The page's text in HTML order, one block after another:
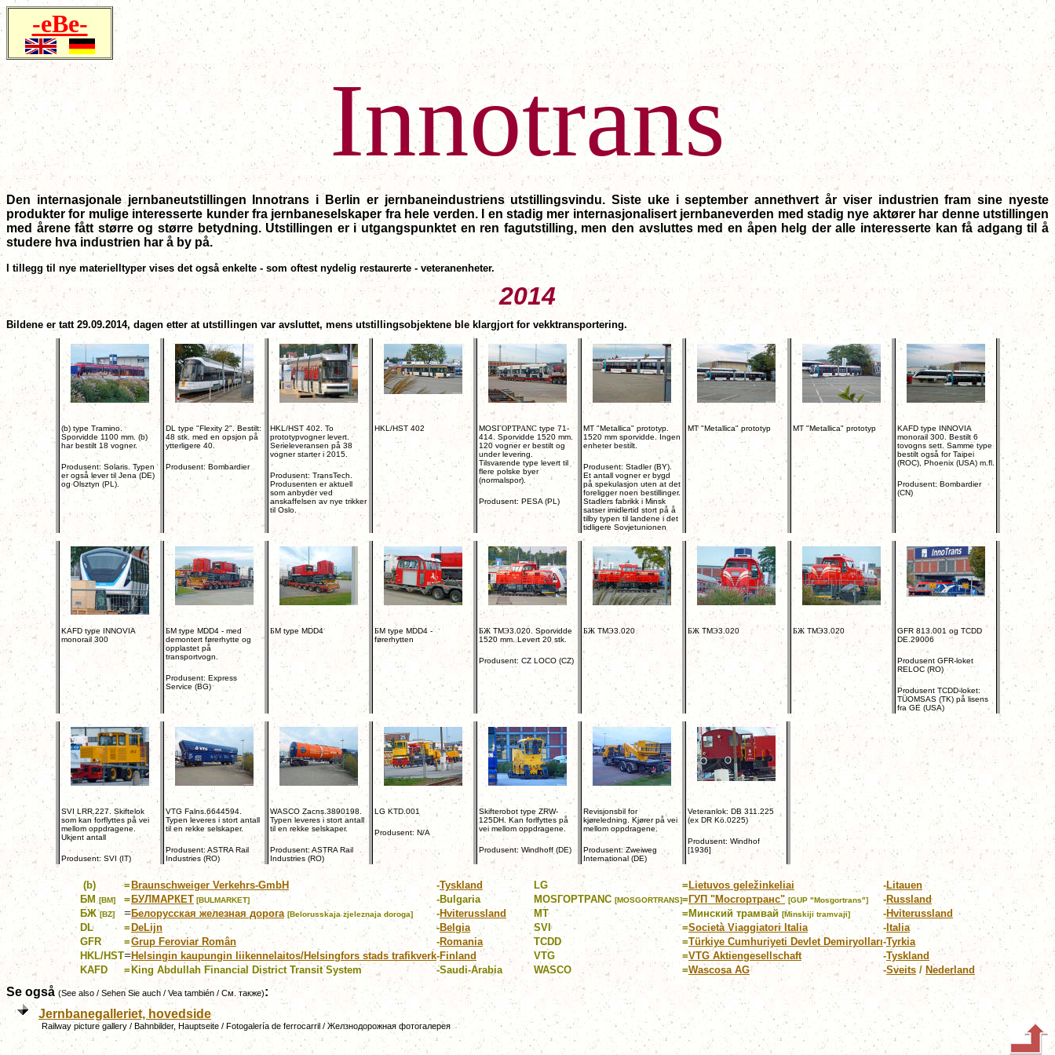
-eBe-
Innotrans
Den internasjonale jernbaneutstillingen Innotrans i Berlin er jernbaneindustriens utstillingsvindu. Siste uke i september annethvert år viser industrien fram sine nyeste
produkter for mulige interesserte kunder fra jernbaneselskaper fra hele verden. I en stadig mer internasjonalisert jernbaneverden med stadig nye aktører har denne utstillingen
med årene fått større og større betydning. Utstillingen er i utgangspunktet en ren fagutstilling, men den avsluttes med en åpen helg der alle interesserte kan få adgang til å
studere hva industrien har å by på.
I tillegg til nye materielltyper vises det også enkelte - som oftest nydelig restaurerte - veteranenheter.
2014
Bildene er tatt 29.09.2014, dagen etter at utstillingen var avsluttet, mens utstillingsobjektene ble klargjort for vekktransportering.
(b) type Tramino.
Sporvidde 1100 mm. (b)
har bestilt 18 vogner.
Produsent: Solaris. Typen
er også lever til Jena (DE)
og Olsztyn (PL).
DL type "Flexity 2". Bestilt:
48 stk. med en opsjon på
ytterligere 40.
Produsent: Bombardier
HKL/HST 402. To
prototypvogner levert.
Serieleveransen på 38
vogner starter i 2015.
Produsent: TransTech.
Produsenten er aktuell
som anbyder ved
anskaffelsen av nye trikker
til Oslo.
HKL/HST 402 MOSГOPTPANCtype 71-
414. Sporvidde 1520 mm.
120 vogner er bestilt og
under levering.
Tilsvarende type levert til
flere polske byer
(normalspor).
Produsent: PESA (PL)
MT "Metallica" prototyp.
1520 mm sporvidde. Ingen
enheter bestilt.
Produsent: Stadler (BY).
Et antall vogner er bygd
på spekulasjon uten at det
foreligger noen bestillinger.
Stadlers fabrikk i Minsk
satser imidlertid stort på å
tilby typen til landene i det
tidligere Sovjetunionen
MT "Metallica" prototyp MT "Metallica" prototyp
KAFD type INNOVIA
monorail 300. Bestilt 6
tovogns sett. Samme type
bestilt også for Taipei
(ROC), Phoenix (USA) m.fl.
Produsent: Bombardier
(CN)
KAFD type INNOVIA
monorail 300
БM type MDD4 - med
demontert førerhytte og
opplastet på
transportvogn.
Produsent: Express
Service (BG)
БM type MDD4 БM type MDD4 -
førerhytten
БЖTMЭ3.020. Sporvidde
1520 mm. Levert 20 stk.
Produsent: CZ LOCO (CZ)
БЖTMЭ3.020 БЖ TMЭ3.020 БЖTMЭ3.020
GFR 813.001 og TCDD
DE.29006
Produsent GFR-loket
RELOC (RO)
Produsent TCDD-loket:
TÜOMSAS (TK) på lisens
fra GE (USA)
SVI LRR.227. Skiftelok
som kan forflyttes på vei
mellom oppdragene.
Ukjent antall
Produsent: SVI (IT)
VTG Falns.6644594.
Typen leveres i stort antall
til en rekke selskaper.
Produsent: ASTRA Rail
Industries (RO)
WASCO Zacns.3890198.
Typen leveres i stort antall
til en rekke selskaper.
Produsent: ASTRA Rail
Industries (RO)
LG KTD.001
Produsent: N/A
Skifterobot type ZRW-
125DH. Kan forlfyttes på
vei mellom oppdragene.
Produsent: Windhoff (DE)
Revisjonsbil for
kjøreledning. Kjører på vei
mellom oppdragene.
Produsent: Zweiweg
International (DE)
Veteranlok: DB 311.225
(ex DR Kö.0225)
Produsent: Windhof
[1936]
(b) = Braunschweiger Verkehrs-GmbH -Tyskland LG = Lietuvos geležinkeliai -Litauen
БМ [BM] = БУЛМАРКЕТ [BULMARKET] -Bulgaria MOSГOPTPANC [MOSGORTRANS]=ГУП "Мосгортранс" [GUP "Mosgortrans"] -Russland
БЖ[BZ] =Белорусская железная дорога [Belorusskaja zjeleznaja doroga] -Hviterussland MT =Минский трамвай [Minskiji tramvaji] -Hviterussland
DL
= DeLijn -Belgia SVI =Società Viaggiatori Italia - Italia
GFR
=Grup Feroviar Român -Romania TCDD =Türkiye Cumhuriyeti Devlet Demiryolları-Tyrkia
HKL/HST=Helsingin kaupungin liikennelaitos/Helsingfors stads trafikverk-Finland VTG =VTG Aktiengesellschaft -Tyskland
KAFD
= King Abdullah Financial District Transit System -Saudi-Arabia WASCO =Wascosa AG -Sveits / Nederland
Se også (See also / Sehen Sie auch / Vea también / См. также):
Jernbanegalleriet, hovedside
Railway picture gallery / Bahnbilder, Hauptseite / Fotogalería de ferrocarril / Желзнодорожная фотогалерея